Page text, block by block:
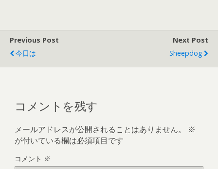
Previous Post
今日は
Next Post
Sheepdog
コメントを残す
メールアドレスが公開されることはありません。
※
が付いている欄は必須項目です
コメント ※